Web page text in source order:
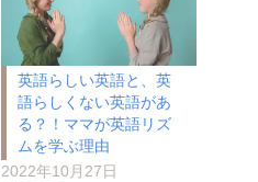
英語らしい英語と、英
語らしくない英語があ
る？！ママが英語リズ
ムを学ぶ理由
2022年10月27日